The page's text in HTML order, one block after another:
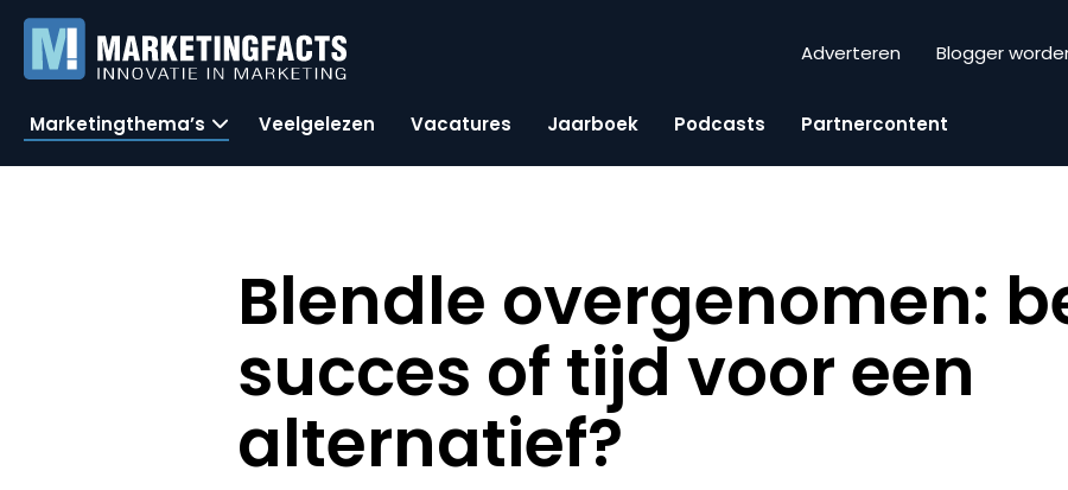
Adverteren Blogger
Marketingthema’s Veelgelezen Vacatures Jaarboek Podcasts Partnercontent
Blendle overgenomen:
succes of tijd voor een
alternatief?